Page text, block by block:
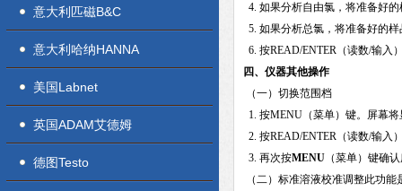
意大利匹磁B&C
意大利哈纳HANNA
美国Labnet
英国ADAM艾德姆
德图Testo
4. 如果分析自由氯，将准备好
5. 如果分析总氯，将准备好的
6. 按READ/ENTER（读数/输入
四、仪器其他操作
（一）切换范围档
1. 按MENU（菜单）键。屏幕
2. 按READ/ENTER（读数/输入
3. 再次按MENU （菜单）键确
（二）标准溶液校准调整此功